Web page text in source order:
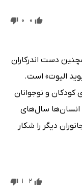
0
0
دست اندرکاران
الیوت» است.
کودکان و نوجوانان
انسان‌ها سال‌های
دیگر را شکار
2
1